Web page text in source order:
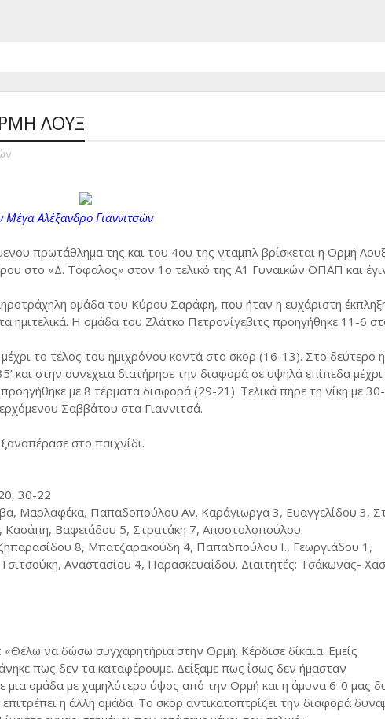
ΛΟΥΞ
Μέγα Αλέξανδρο Γιαννιτσών
πρωτάθλημα της και του 4ου της νταμπλ βρίσκεται η Ορμή
στο «Δ. Τόφαλος» στον 1ο τελικό της Α1 Γυναικών ΟΠΑΠ και
ομάδα του Κύρου Σαράφη, που ήταν η ευχάριστη
ημιτελικά. Η ομάδα του Ζλάτκο Πετρονίγεβιτς προηγήθηκε 11-6
το τέλος του ημιχρόνου κοντά στο σκορ (16-13). Στο δεύτερο
και στην συνέχεια διατήρησε την διαφορά σε υψηλά επίπεδα μέχρι
με 8 τέρματα διαφορά (29-21). Τελικά πήρε τη νίκη με
Σαββάτου στα Γιαννιτσά.
στο παιχνίδι.
30-22
Μαρλαφέκα, Παπαδοπούλου Αν. Καράγιωργα 3, Ευαγγελίδου 3,
Κασάπη, Βαφειάδου 5, Στρατάκη 7, Αποστολοπούλου.
8, Μπατζαρακούδη 4, Παπαδπούλου Ι., Γεωργιάδου 1,
Αναστασίου 4, Παρασκευαΐδου. Διαιτητές: Τσάκωνας-
να δώσω συγχαρητήρια στην Ορμή. Κέρδισε δίκαια. Εμείς
πως δεν τα καταφέρουμε. Δείξαμε πως ίσως δεν ήμασταν
μια ομάδα με χαμηλότερο ύψος από την Ορμή και η άμυνα 6-0 μας
η άλλη ομάδα. Το σκορ αντικατοπτρίζει την διαφορά